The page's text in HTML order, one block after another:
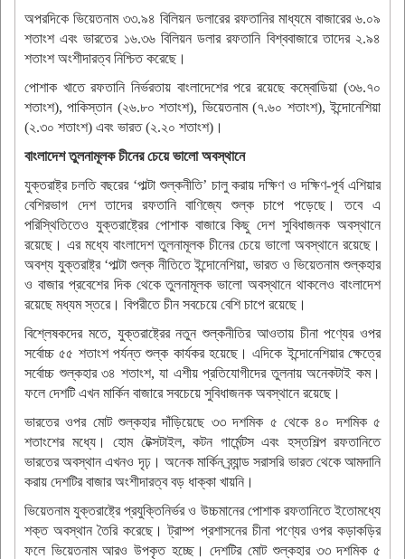
অপরদিকে ভিয়েতনাম ৩৩.৯৪ বিলিয়ন ডলারের রফতানির মাধ্যমে বাজারের ৬.০৯
শতাংশ এবং ভারতের ১৬.৩৬ বিলিয়ন ডলার রফতানি বিশ্ববাজারে তাদের ২.৯৪
শতাংশ অংশীদারত্ব নিশ্চিত করেছে।
পোশাক খাতে রফতানি নির্ভরতায় বাংলাদেশের পরে রয়েছে কম্বোডিয়া (৩৬.৭০
শতাংশ), পাকিস্তান (২৬.৮০ শতাংশ), ভিয়েতনাম (৭.৬০ শতাংশ), ইন্দোনেশিয়া
(২.৩০ শতাংশ) এবং ভারত (২.২০ শতাংশ)।
বাংলাদেশ তুলনামূলক চীনের চেয়ে ভালো অবস্থানে
যুক্তরাষ্ট্র চলতি বছরের ‘পাল্টা শুল্কনীতি’ চালু করায় দক্ষিণ ও দক্ষিণ-পূর্ব এশিয়ার
বেশিরভাগ দেশ তাদের রফতানি বাণিজ্যে শুল্ক চাপে পড়েছে। তবে এ
পরিস্থিতিতেও যুক্তরাষ্ট্রের পোশাক বাজারে কিছু দেশ সুবিধাজনক অবস্থানে
রয়েছে। এর মধ্যে বাংলাদেশ তুলনামূলক চীনের চেয়ে ভালো অবস্থানে রয়েছে।
অবশ্য যুক্তরাষ্ট্র ‘পাল্টা শুল্ক নীতিতে ইন্দোনেশিয়া, ভারত ও ভিয়েতনাম শুল্কহার
ও বাজার প্রবেশের দিক থেকে তুলনামূলক ভালো অবস্থানে থাকলেও বাংলাদেশ
রয়েছে মধ্যম স্তরে। বিপরীতে চীন সবচেয়ে বেশি চাপে রয়েছে।
বিশ্লেষকদের মতে, যুক্তরাষ্ট্রের নতুন শুল্কনীতির আওতায় চীনা পণ্যের ওপর
সর্বোচ্চ ৫৫ শতাংশ পর্যন্ত শুল্ক কার্যকর হয়েছে। এদিকে ইন্দোনেশিয়ার ক্ষেত্রে
সর্বোচ্চ শুল্কহার ৩৪ শতাংশ, যা এশীয় প্রতিযোগীদের তুলনায় অনেকটাই কম।
ফলে দেশটি এখন মার্কিন বাজারে সবচেয়ে সুবিধাজনক অবস্থানে রয়েছে।
ভারতের ওপর মোট শুল্কহার দাঁড়িয়েছে ৩৩ দশমিক ৫ থেকে ৪০ দশমিক ৫
শতাংশের মধ্যে। হোম টেক্সটাইল, কটন গার্মেন্টস এবং হস্তশিল্প রফতানিতে
ভারতের অবস্থান এখনও দৃঢ়। অনেক মার্কিন ব্র্যান্ড সরাসরি ভারত থেকে আমদানি
করায় দেশটির বাজার অংশীদারত্ব বড় ধাক্কা খায়নি।
ভিয়েতনাম যুক্তরাষ্ট্রে প্রযুক্তিনির্ভর ও উচ্চমানের পোশাক রফতানিতে ইতোমধ্যে
শক্ত অবস্থান তৈরি করেছে। ট্রাম্প প্রশাসনের চীনা পণ্যের ওপর কড়াকড়ির
ফলে ভিয়েতনাম আরও উপকৃত হচ্ছে। দেশটির মোট শুল্কহার ৩৩ দশমিক ৫